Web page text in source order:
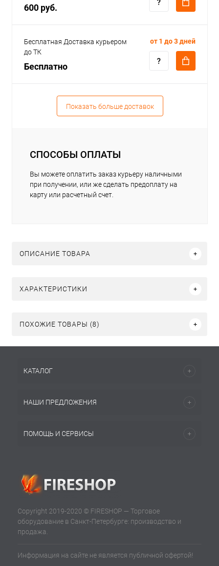
600 руб.
Бесплатная Доставка курьером
до ТК
Бесплатно
от 1 до 3 дней
Показать больше доставок
СПОСОБЫ ОПЛАТЫ
Вы можете оплатить заказ курьеру наличными
при получении, или же сделать предоплату на
карту или расчетный счет.
ОПИСАНИЕ ТОВАРА
ХАРАКТЕРИСТИКИ
ПОХОЖИЕ ТОВАРЫ (8)
КАТАЛОГ
НАШИ ПРЕДЛОЖЕНИЯ
ПОМОЩЬ И СЕРВИСЫ
Copyright 2019-2020 © FIRESHOP — Торговое
оборудование в Санкт-Петербурге: производство и
продажа.
Информация на сайте не является публичной офертой!